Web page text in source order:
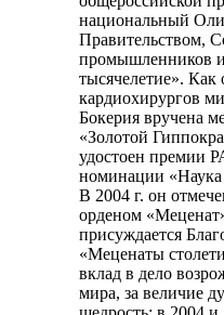
национальный
Правительством,
промышленников
тысячелетие».
кардиохирургов
Бокерия вручена
«Золотой
удостоен премии
номинации
В 2004 г. он
орденом
присуждается
«Меценаты
вклад в дело
мира, за величие